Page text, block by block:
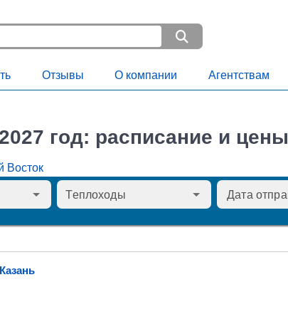
Отзывы О компании Агентствам
год: расписание и цены
Восток